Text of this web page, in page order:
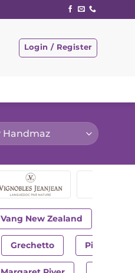
Login / Register
Vang New Zealand
Grechetto Pinot